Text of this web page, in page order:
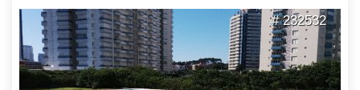
# 232532